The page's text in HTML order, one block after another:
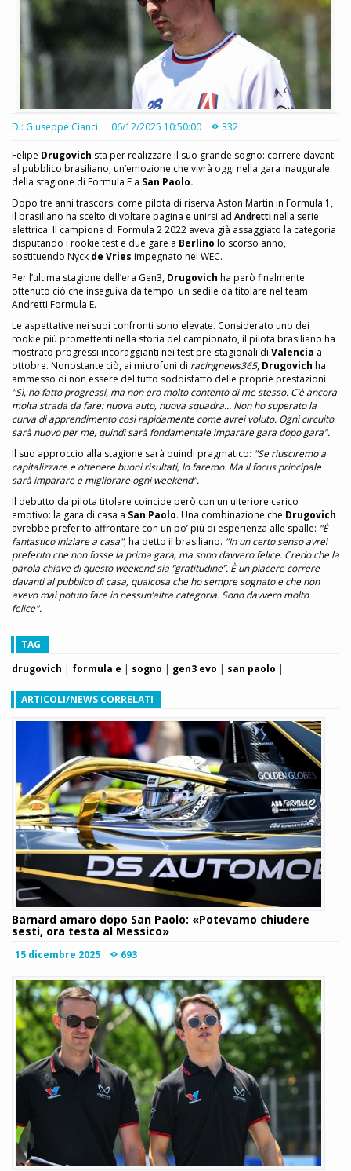
Di: Giuseppe Cianci 06/12/2025 10:50:00 332
Felipe Drugovich sta per realizzare il suo grande sogno: correre davanti
al pubblico brasiliano, un’emozione che vivrà oggi nella gara inaugurale
della stagione di Formula E a San Paolo.
Dopo tre anni trascorsi come pilota di riserva Aston Martin in Formula 1,
il brasiliano ha scelto di voltare pagina e unirsi ad Andrettinella serie
elettrica. Il campione di Formula 2 2022 aveva già assaggiato la categoria
disputando i rookie test e due gare a Berlino lo scorso anno,
sostituendo Nyck de Vries impegnato nel WEC.
Per l’ultima stagione dell’era Gen3, Drugovich ha però finalmente
ottenuto ciò che inseguiva da tempo: un sedile da titolare nel team
Andretti Formula E.
Le aspettative nei suoi confronti sono elevate. Considerato uno dei
rookie più promettenti nella storia del campionato, il pilota brasiliano ha
mostrato progressi incoraggianti nei test pre-stagionali di Valencia a
ottobre. Nonostante ciò, ai microfoni di racingnews365, Drugovich ha
ammesso di non essere del tutto soddisfatto delle proprie prestazioni:
"Sì, ho fatto progressi, ma non ero molto contento di me stesso. C’è ancora
molta strada da fare: nuova auto, nuova squadra… Non ho superato la
curva di apprendimento così rapidamente come avrei voluto. Ogni circuito
sarà nuovo per me, quindi sarà fondamentale imparare gara dopo gara".
Il suo approccio alla stagione sarà quindi pragmatico: "Se riusciremo a
capitalizzare e ottenere buoni risultati, lo faremo. Ma il focus principale
sarà imparare e migliorare ogni weekend".
Il debutto da pilota titolare coincide però con un ulteriore carico
emotivo: la gara di casa a San Paolo. Una combinazione che Drugovich
avrebbe preferito affrontare con un po’ più di esperienza alle spalle: "È
fantastico iniziare a casa", ha detto il brasiliano. "In un certo senso avrei
preferito che non fosse la prima gara, ma sono davvero felice. Credo che la
parola chiave di questo weekend sia “gratitudine”. È un piacere correre
davanti al pubblico di casa, qualcosa che ho sempre sognato e che non
avevo mai potuto fare in nessun’altra categoria. Sono davvero molto
felice".
TAG
drugovich | formula e | sogno | gen3 evo | san paolo |
ARTICOLI/NEWS CORRELATI
Barnard amaro dopo San Paolo: «Potevamo chiudere
sesti, ora testa al Messico»
15 dicembre 2025 693